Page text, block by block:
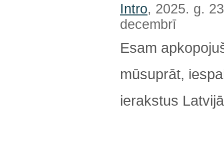
Intro, 2025. g.
decembrī
Esam
mūsuprāt,
ierakstus